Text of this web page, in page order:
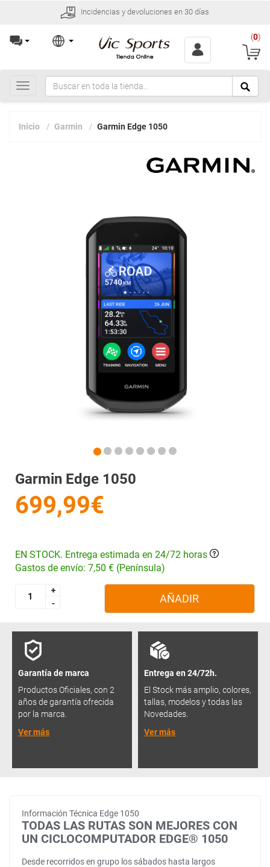
Incidencias y devoluciones en 30 días
(0)
Toggle
navigation
Inicio Garmin Garmin Edge 1050
Garmin Edge 1050
699,99€
EN STOCK. Entrega estimada en 24/72 horas
Gastos de envío: 7,50 € (Península)
+
-
+
-
AÑADIR
Garantía de marca
Productos Oficiales, con 2
años de garantía ofrecida
por la marca.
Ver más
Entrega en 24/72h.
El Stock más amplio, colores,
tallas, modelos y todas las
Novedades.
Ver más
Información Técnica Edge 1050
TODAS LAS RUTAS SON MEJORES CON
UN CICLOCOMPUTADOR EDGE® 1050
Desde recorridos en grupo los sábados hasta largos